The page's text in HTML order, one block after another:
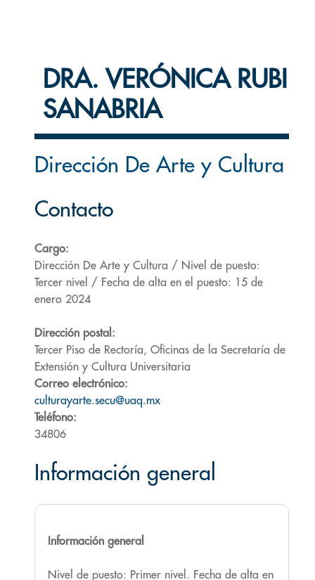
DRA. VERÓNICA RUBI
SANABRIA
Dirección De Arte y Cultura
Contacto
Cargo:
Dirección De Arte y Cultura / Nivel de puesto:
Tercer nivel / Fecha de alta en el puesto: 15 de
enero 2024
Dirección postal:
Tercer Piso de Rectoría, Oficinas de la Secretaría de
Extensión y Cultura Universitaria
Correo electrónico:
culturayarte.secu@uaq.mx
Teléfono:
34806
Información general
Información general
Nivel de puesto: Primer nivel. Fecha de alta en